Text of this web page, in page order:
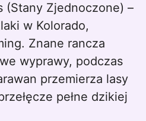
(Stany Zjednoczone) –
w Kolorado,
Znane rancza
wyprawy, podczas
przemierza lasy
pełne dzikiej